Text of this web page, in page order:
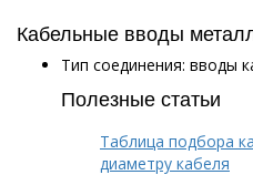
Кабельные вводы
Тип соединения: вводы
Полезные статьи
Таблица подбора
диаметру кабеля